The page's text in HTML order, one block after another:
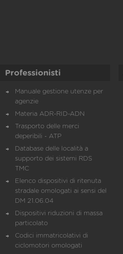
Professionisti
Manuale gestione utenze per
agenzie
Materia ADR-RID-ADN
Trasporto delle merci
deperibili - ATP
Database delle località a
supporto dei sistemi RDS
TMC
Elenco dispositivi di ritenuta
stradale omologati ai sensi del
DM 21.06.04
Dispositivi riduzioni di massa
particolato
Codici immatricolativi di
ciclomotori omologati